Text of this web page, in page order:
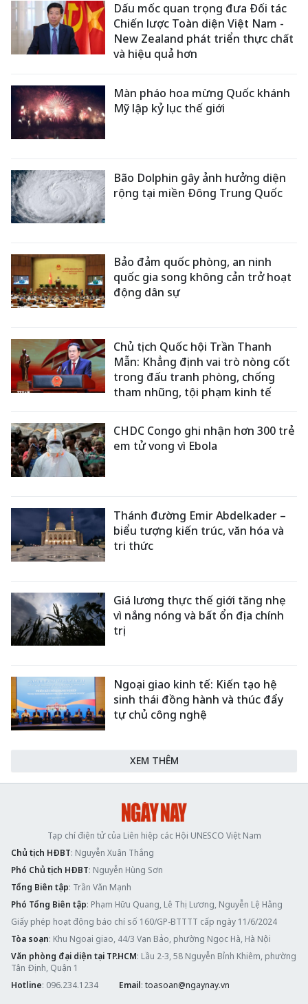
Dấu mốc quan trọng đưa Đối tác
Chiến lược Toàn diện Việt Nam -
New Zealand phát triển thực chất
và hiệu quả hơn
Màn pháo hoa mừng Quốc khánh
Mỹ lập kỷ lục thế giới
Bão Dolphin gây ảnh hưởng diện
rộng tại miền Đông Trung Quốc
Bảo đảm quốc phòng, an ninh
quốc gia song không cản trở hoạt
động dân sự
Chủ tịch Quốc hội Trần Thanh
Mẫn: Khẳng định vai trò nòng cốt
trong đấu tranh phòng, chống
tham nhũng, tội phạm kinh tế
CHDC Congo ghi nhận hơn 300 trẻ
em tử vong vì Ebola
Thánh đường Emir Abdelkader –
biểu tượng kiến trúc, văn hóa và
tri thức
Giá lương thực thế giới tăng nhẹ
vì nắng nóng và bất ổn địa chính
trị
Ngoại giao kinh tế: Kiến tạo hệ
sinh thái đồng hành và thúc đẩy
tự chủ công nghệ
XEM THÊM
Tạp chí điện tử của Liên hiệp các Hội UNESCO Việt Nam
Chủ tịch HĐBT: Nguyễn Xuân Thắng
Phó Chủ tịch HĐBT: Nguyễn Hùng Sơn
Tổng Biên tập: Trần Văn Mạnh
Phó Tổng Biên tập: Phạm Hữu Quang, Lê Thị Lương, Nguyễn Lệ Hằng
Giấy phép hoạt động báo chí số 160/GP-BTTTT cấp ngày 11/6/2024
Tòa soạn: Khu Ngoại giao, 44/3 Vạn Bảo, phường Ngọc Hà, Hà Nội
Văn phòng đại diện tại TP.HCM: Lầu 2-3, 58 Nguyễn Bỉnh Khiêm, phường
Tân Định, Quận 1
Hotline: 096.234.1234 Email: toasoan@ngaynay.vn